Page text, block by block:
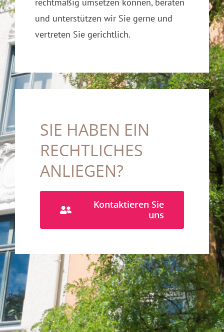
und unterstützen wir Sie gerne und
vertreten Sie gerichtlich.
SIE HABEN EIN
RECHTLICHES
ANLIEGEN?
Kontaktieren Sie
uns